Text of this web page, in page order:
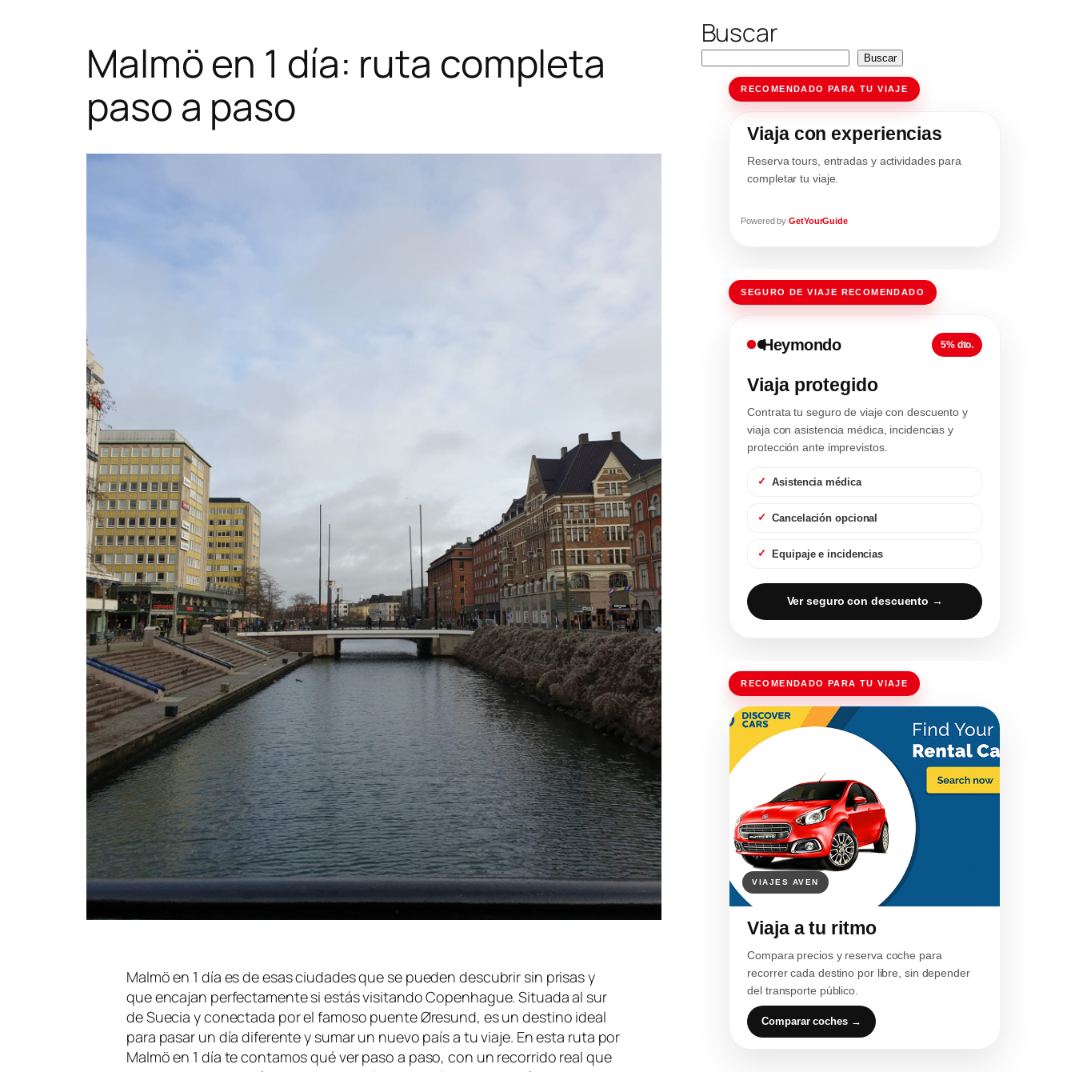
Malmö en 1 día: ruta completa
paso a paso
Malmö en 1 día es de esas ciudades que se pueden descubrir sin prisas y
que encajan perfectamente si estás visitando Copenhague. Situada al sur
de Suecia y conectada por el famoso puente Øresund, es un destino ideal
para pasar un día diferente y sumar un nuevo país a tu viaje. En esta ruta por
Malmö en 1 día te contamos qué ver paso a paso, con un recorrido real que
Buscar
Buscar
RECOMENDADO PARA TU VIAJE
Viaja con experiencias
Reserva tours, entradas y actividades para
completar tu viaje.
Powered byGetYourGuide
SEGURO DE VIAJE RECOMENDADO
Heymondo 5% dto.
Viaja protegido
Contrata tu seguro de viaje con descuento y
viaja con asistencia médica, incidencias y
protección ante imprevistos.
Asistencia médica
Cancelación opcional
Equipaje e incidencias
Ver seguro con descuento →
RECOMENDADO PARA TU VIAJE
Viaja a tu ritmo
Compara precios y reserva coche para
recorrer cada destino por libre, sin depender
del transporte público.
Comparar coches →